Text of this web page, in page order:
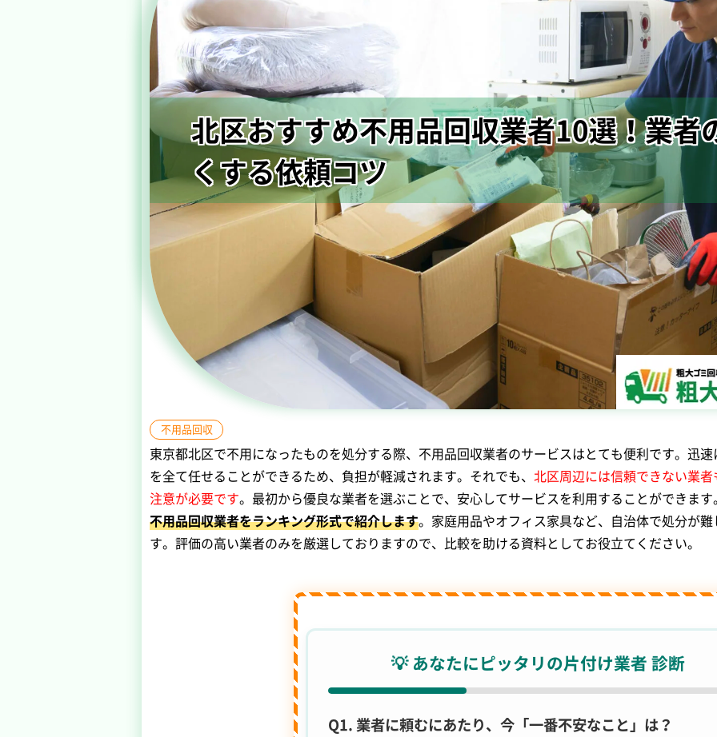
北区おすすめ不用品回収業者10選！業者
くする依頼コツ
不用品回収
東京都北区で不用になったものを処分する際、不用品回収業者のサービスはとても便利です。迅
を全て任せることができるため、負担が軽減されます。それでも、 北区周辺には信頼できない業
注意が必要です。最初から優良な業者を選ぶことで、安心してサービスを利用することができま
不用品回収業者をランキング形式で紹介します。家庭用品やオフィス家具など、自治体で処分が
す。評価の高い業者のみを厳選しておりますので、比較を助ける資料としてお役立てください。
💡 あなたにピッタリの片付け業者 診断
Q1. 業者に頼むにあたり、今「一番不安なこと」は？